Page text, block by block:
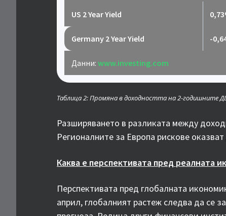
US 2 Year Yield
Germany 2 Year Yield -
Данни: www.investing.com
Таблица 2: Промяна в доходността на 2-годишните
Разширяването в разликата между
Регионалните за Европа рискове
Каква е перспективата пред реалната
Перспективата пред глобалната
април, глобалният растеж следва да се